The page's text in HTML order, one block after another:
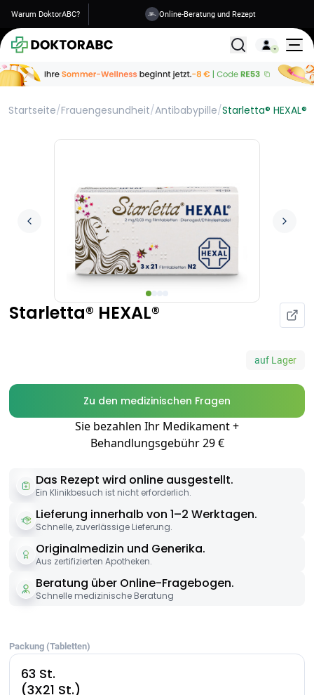
Warum DoktorABC? Versand in 1-2 Tagen
Alle
Startseite/Frauengesundheit/Antibabypille/Starletta® HEXAL®
Starletta® HEXAL®
auf Lager
Zu den medizinischen Fragen
Sie bezahlen Ihr Medikament +
Behandlungsgebühr 29 €
Das Rezept wird online ausgestellt.
Ein Klinikbesuch ist nicht erforderlich.
Lieferung innerhalb von 1–2 Werktagen.
Schnelle, zuverlässige Lieferung.
Originalmedizin und Generika.
Aus zertifizierten Apotheken.
Beratung über Online-Fragebogen.
Schnelle medizinische Beratung
Packung (Tabletten)
63 St.
(3X21 St.)